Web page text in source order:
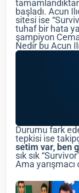
başladı. Acun
sitesi ise
tuhaf bir hata
şampiyon
Nedir bu Acun
Durumu fark
tepkisi ise
setim var, ben
sık sık
Ama